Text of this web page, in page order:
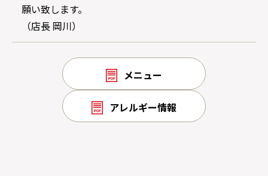
願い致します。
（店長 岡川）
メニュー
アレルギー情報